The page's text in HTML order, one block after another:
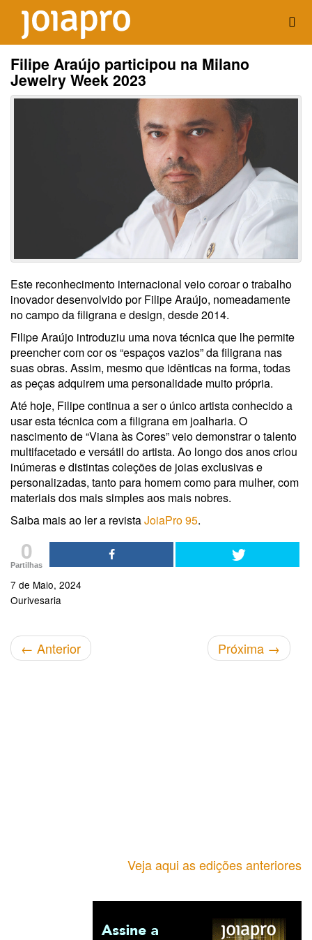
Filipe Araújo participou na Milano
Jewelry Week 2023
Este reconhecimento internacional veio coroar o trabalho
inovador desenvolvido por Filipe Araújo, nomeadamente
no campo da filigrana e design, desde 2014.
Filipe Araújo introduziu uma nova técnica que lhe permite
preencher com cor os “espaços vazios” da filigrana nas
suas obras. Assim, mesmo que idênticas na forma, todas
as peças adquirem uma personalidade muito própria.
Até hoje, Filipe continua a ser o único artista conhecido a
usar esta técnica com a filigrana em joalharia. O
nascimento de “Viana às Cores” veio demonstrar o talento
multifacetado e versátil do artista. Ao longo dos anos criou
inúmeras e distintas coleções de joias exclusivas e
personalizadas, tanto para homem como para mulher, com
materiais dos mais simples aos mais nobres.
Saiba mais ao ler a revistaJoiaPro 95.
0
Partilhas
7 de Maio, 2024
Ourivesaria
← Anterior Próxima →
Veja aqui as edições anteriores